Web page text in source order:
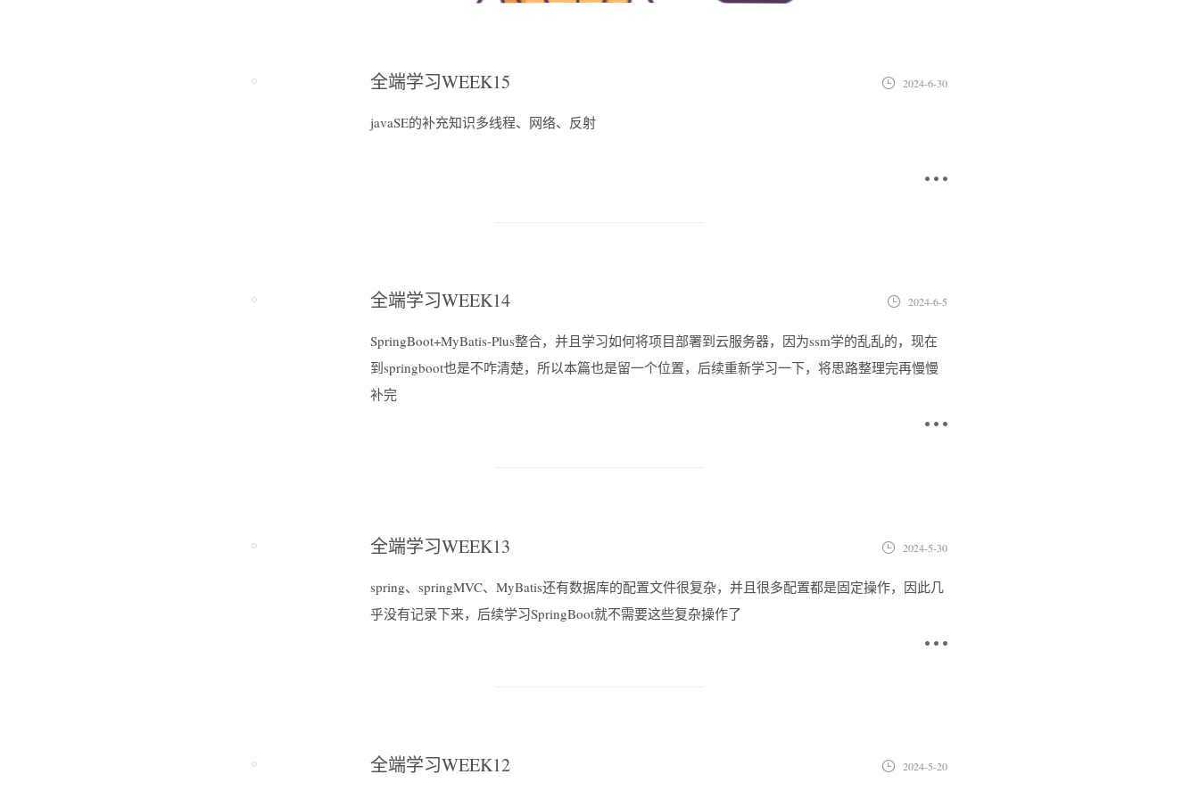
全端学习WEEK15 2024-6-30
javaSE的补充知识多线程、网络、反射
全端学习WEEK14 2024-6-5
SpringBoot+MyBatis-Plus整合，并且学习如何将项目部署到云服务器，因为ssm学的乱乱的，现在
到springboot也是不咋清楚，所以本篇也是留一个位置，后续重新学习一下，将思路整理完再慢慢
补完
全端学习WEEK13 2024-5-30
spring、springMVC、MyBatis还有数据库的配置文件很复杂，并且很多配置都是固定操作，因此几
乎没有记录下来，后续学习SpringBoot就不需要这些复杂操作了
全端学习WEEK12 2024-5-20